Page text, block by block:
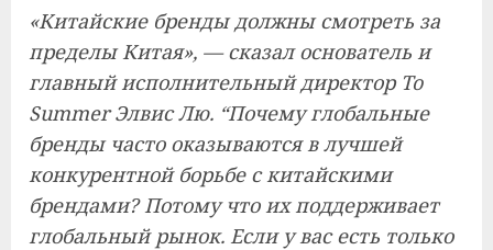
«Китайские бренды должны смотреть за
пределы Китая», — сказал основатель и
главный исполнительный директор To
Summer Элвис Лю. “Почему глобальные
бренды часто оказываются в лучшей
конкурентной борьбе с китайскими
брендами? Потому что их поддерживает
глобальный рынок. Если у вас есть только